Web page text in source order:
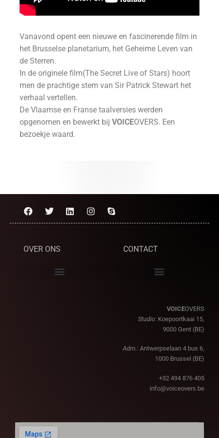
Vanavond opent een nieuwe en fascinerende film in
het Brusselse planetarium, het Geheime Leven van
de Sterren.
In de originele film(The Secret Live of Stars) hoort
men de prachtige stem van Sir Patrick Stewart het
verhaal vertellen.
De Vlaamse en Franse taalversies werden
opgenomen en bewerkt bij VOICEOVERS. Een
bezoekje waard.
OVER ONS CONTACT
VOICEOVERS
Studio: Koepoortkaai 15,
9000 Gent (BE)
Adm.: Antwerpselaan 4 bus 6,
1000 Brussel (BE)
+32 494 876 405
info@voiceovers.be